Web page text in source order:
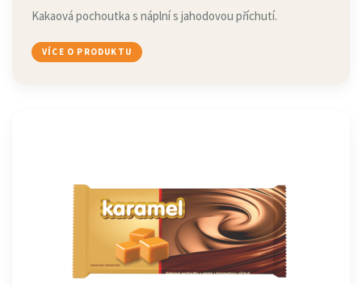
Kakaová pochoutka s náplní s jahodovou příchutí.
VÍCE O PRODUKTU